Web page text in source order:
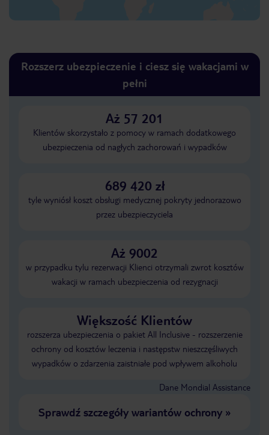
Rozszerz ubezpieczenie i ciesz się wakacjami w
pełni
Aż 57 201
Klientów skorzystało z pomocy w ramach dodatkowego
ubezpieczenia od nagłych zachorowań i wypadków
689 420 zł
tyle wyniósł koszt obsługi medycznej pokryty jednorazowo
przez ubezpieczyciela
Aż 9002
w przypadku tylu rezerwacji Klienci otrzymali zwrot kosztów
wakacji w ramach ubezpieczenia od rezygnacji
Większość Klientów
rozszerza ubezpieczenia o pakiet All Inclusive - rozszerzenie
ochrony od kosztów leczenia i następstw nieszczęśliwych
wypadków o zdarzenia zaistniałe pod wpływem alkoholu
Dane Mondial Assistance
Sprawdź szczegóły wariantów ochrony»